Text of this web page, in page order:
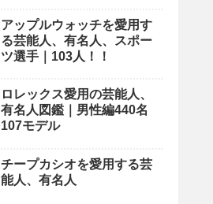
アップルウォッチを愛用す
る芸能人、有名人、スポー
ツ選手｜103人！！
ロレックス愛用の芸能人、
有名人図鑑｜男性編440名
107モデル
チープカシオを愛用する芸
能人、有名人